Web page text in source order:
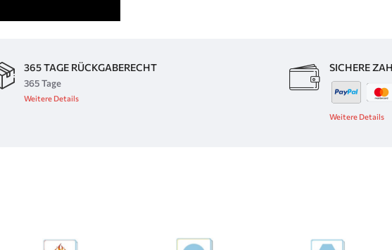
365 TAGE RÜCKGABERECHT
365 Tage
Weitere Details
SICHERE
Weitere Details